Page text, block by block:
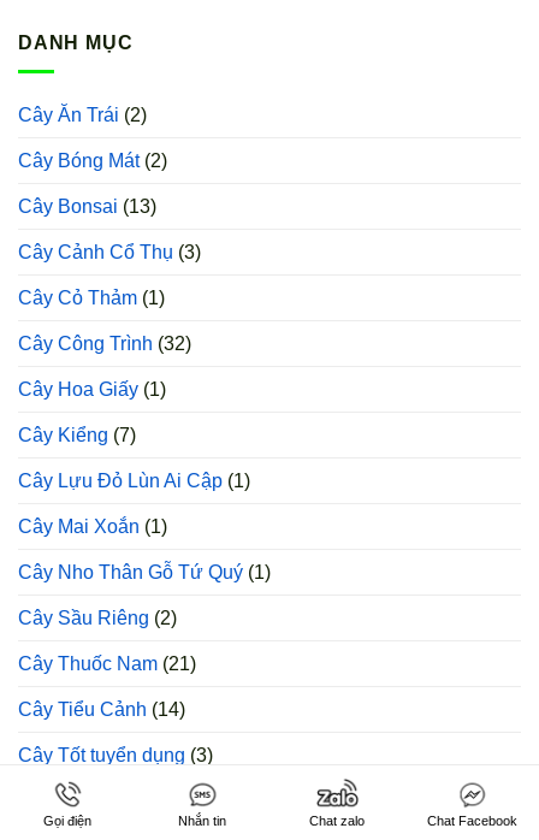
DANH MỤC
Cây Ăn Trái (2)
Cây Bóng Mát(2)
Cây Bonsai (13)
Cây Cảnh Cổ Thụ (3)
Cây Cỏ Thảm (1)
Cây Công Trình (32)
Cây Hoa Giấy (1)
Cây Kiểng (7)
Cây Lựu Đỏ Lùn Ai Cập (1)
Cây Mai Xoắn (1)
Cây Nho Thân Gỗ Tứ Quý (1)
Cây Sầu Riêng (2)
Cây Thuốc Nam (21)
Cây Tiểu Cảnh (14)
Cây Tốt tuyển dụng (3)
Cây Trong Nhà
Gọi điện Nhắn tin Chat zalo Chat Facebook